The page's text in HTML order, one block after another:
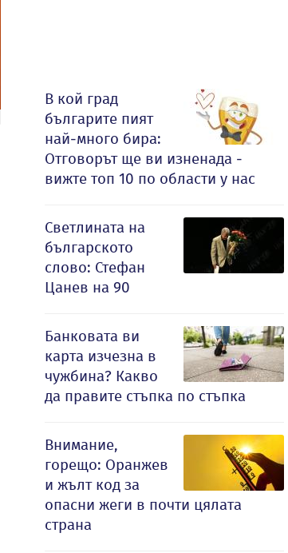
В кой град
българите пият
най-много бира:
Отговорът ще ви изненада -
вижте топ 10 по области у нас
Светлината на
българското
слово: Стефан
Цанев на 90
Банковата ви
карта изчезна в
чужбина? Какво
да правите стъпка по стъпка
Внимание,
горещо: Оранжев
и жълт код за
опасни жеги в почти цялата
страна